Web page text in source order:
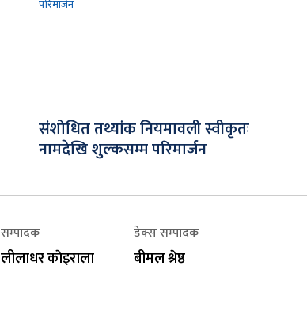
संशोधित तथ्यांक नियमावली स्वीकृतः
नामदेखि शुल्कसम्म परिमार्जन
सम्पादक
लीलाधर काेइराला
डेक्स सम्पादक
बीमल श्रेष्ठ